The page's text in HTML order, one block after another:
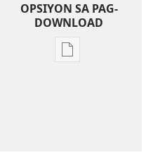
OPSIYON SA PAG-
DOWNLOAD
Opsiyon